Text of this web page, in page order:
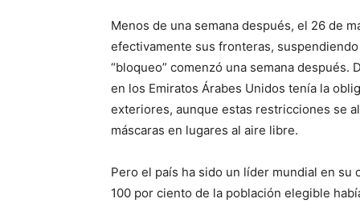
Menos de una semana después, el 26 de
efectivamente sus fronteras,
“bloqueo” comenzó una semana
en los Emiratos Árabes Unidos tenía la
exteriores, aunque estas restricciones se
máscaras en lugares al aire libre.
Pero el país ha sido un líder mundial en su
100 por ciento de la población elegible